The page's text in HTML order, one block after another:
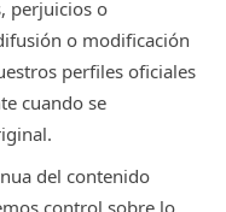
perjuicios o
o modificación
perfiles oficiales
cuando se
del contenido
control sobre lo